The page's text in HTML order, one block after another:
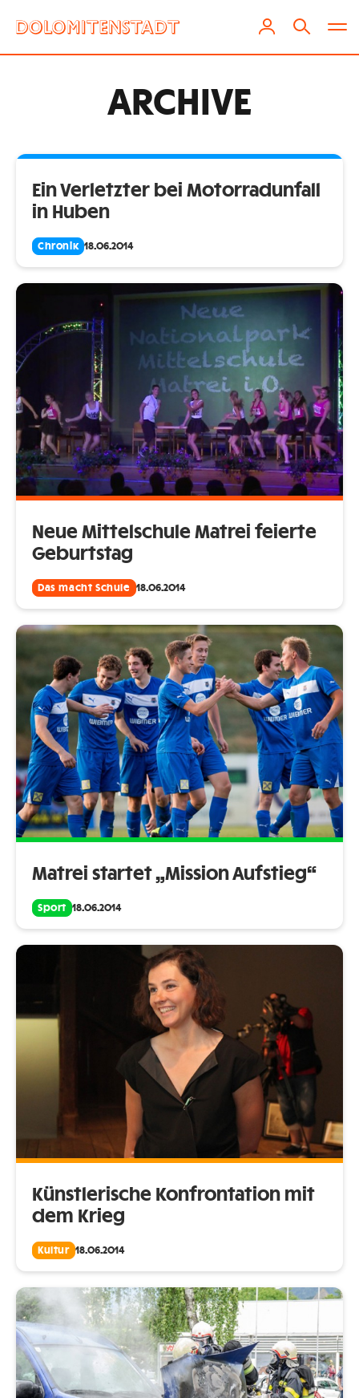
ARCHIVE
Ein Verletzter bei Motorradunfall
in Huben
Chronik 18.06.2014
Neue Mittelschule Matrei feierte
Geburtstag
Das macht Schule 18.06.2014
Matrei startet „Mission Aufstieg“
Sport 18.06.2014
Künstlerische Konfrontation mit
dem Krieg
Kultur 18.06.2014